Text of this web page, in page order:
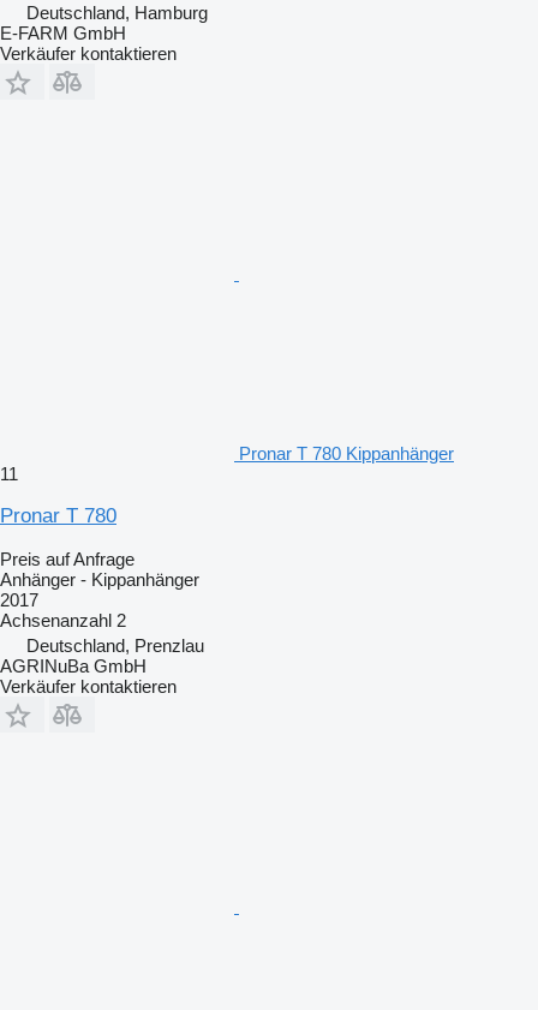
Deutschland, Hamburg
E-FARM GmbH
Verkäufer kontaktieren
Pronar T 780 Kippanhänger
11
Pronar T 780
Preis auf Anfrage
Anhänger - Kippanhänger
2017
Achsenanzahl 2
Deutschland, Prenzlau
AGRINuBa GmbH
Verkäufer kontaktieren